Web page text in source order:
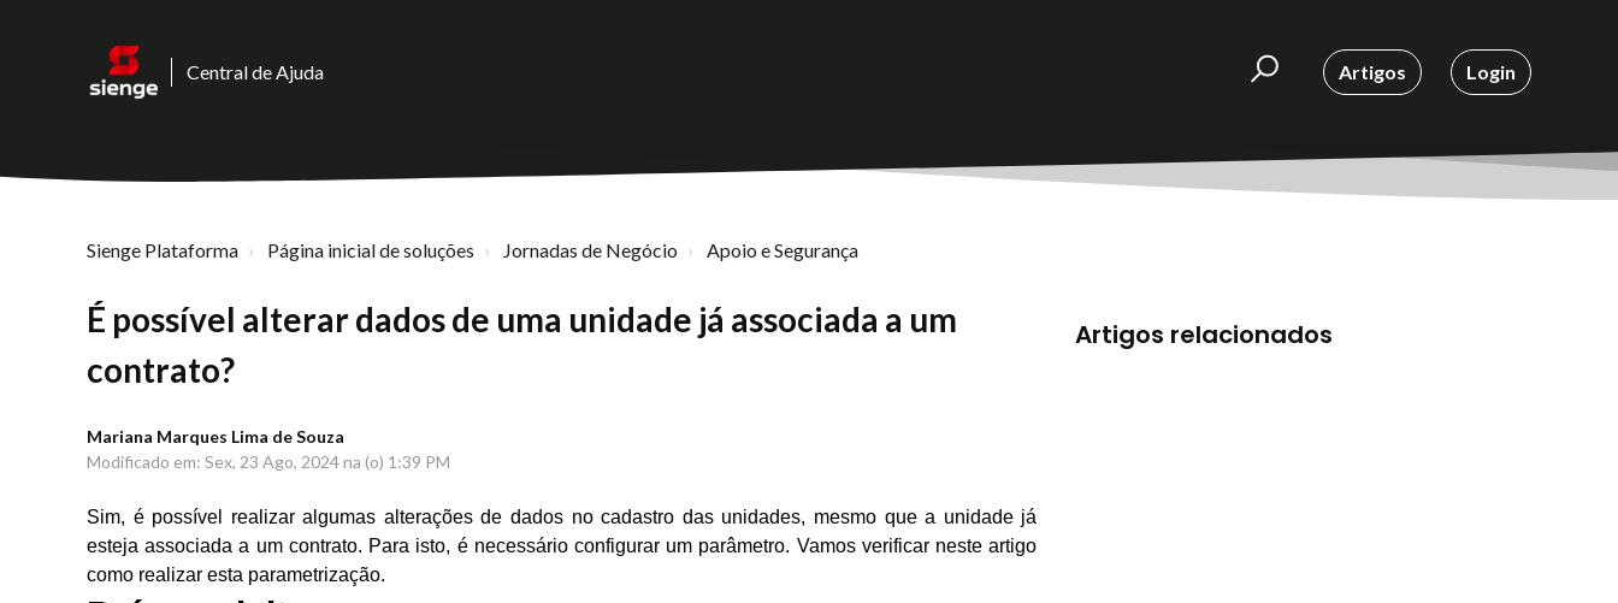
Central de Ajuda Artigos Login
Sienge Plataforma Página inicial de soluções Jornadas de Negócio Apoio e Segurança
É possível alterar dados de uma unidade já associada a um
contrato?
Mariana Marques Lima de Souza
Modificado em: Sex, 23 Ago, 2024 na (o) 1:39 PM
Sim, é possível realizar algumas alterações de dados no cadastro das unidades, mesmo que a unidade já
esteja associada a um contrato. Para isto, é necessário configurar um parâmetro. Vamos verificar neste artigo
como realizar esta parametrização.
Artigos relacionados